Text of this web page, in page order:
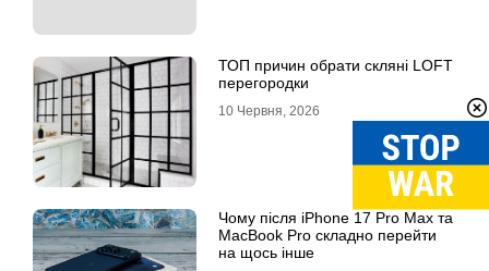
ТОП причин обрати скляні LOFT
перегородки
10 Червня, 2026
Чому після iPhone 17 Pro Max та
MacBook Pro складно перейти
на щось інше